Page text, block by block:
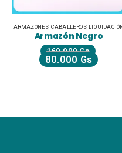
ARMAZONES CABALLEROS,
Armazón Negro
160.000Gs
80.000 Gs